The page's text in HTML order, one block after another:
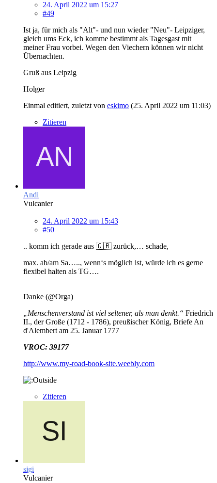
24. April 2022 um 15:27
#49
Ist ja, für mich als "Alt"- und nun wieder "Neu"- Leipziger,
gleich ums Eck, ich komme bestimmt als Tagesgast mit
meiner Frau vorbei. Wegen den Viechern können wir nicht
Übernachten.
Gruß aus Leipzig
Holger
Einmal editiert, zuletzt von eskimo (25. April 2022 um 11:03)
Zitieren
Andi
Vulcanier
24. April 2022 um 15:43
#50
.. komm ich gerade aus 🇬🇷 zurück,… schade,
max. ab/am Sa….., wenn‘s möglich ist, würde ich es gerne
flexibel halten als TG….
Danke (@Orga)
„Menschenverstand ist viel seltener, als man denkt.“ Friedrich
II., der Große (1712 - 1786), preußischer König, Briefe An
d'Alembert am 25. Januar 1777
VROC: 39177
http://www.my-road-book-site.weebly.com
Zitieren
sigi
Vulcanier